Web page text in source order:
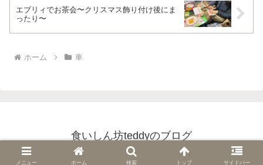
エブリィでお茶会〜クリスマス飾り付け後にま
ったり〜
ホーム 車
食いしん坊teddyのブログ
© 2022 食いしん坊teddyのブログ.
メニュー ホーム 検索 トップ サイドバー